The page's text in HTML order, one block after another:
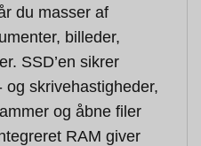
du masser af
billeder,
SSD’en sikrer
skrivehastigheder,
og åbne filer
RAM giver